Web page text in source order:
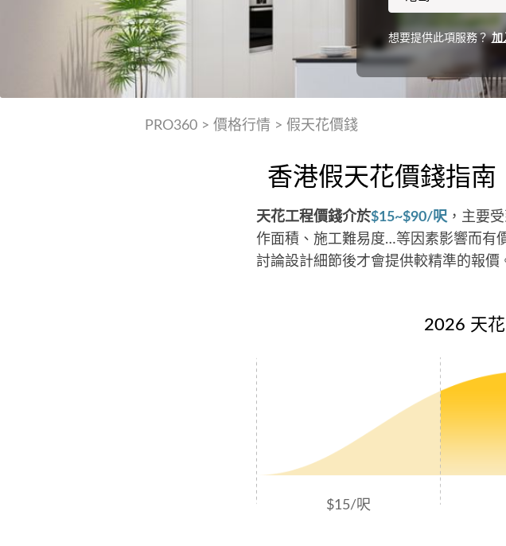
想要提供此項服務？加
PRO360> 價格行情> 假天花價錢
香港假天花價錢指
天花工程價錢介於$15~$90/呎，主要
作面積、施工難易度…等因素影響而有
討論設計細節後才會提供較精準的報價
2026 天
$15/呎